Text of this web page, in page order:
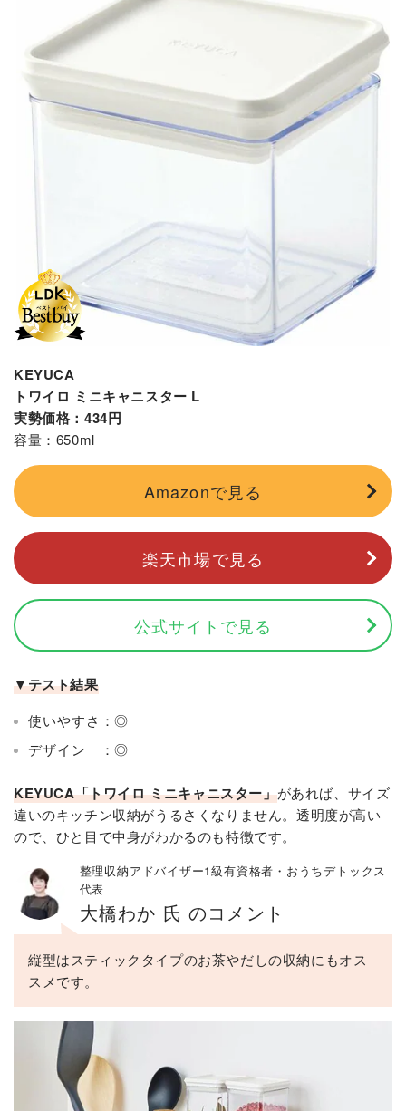
KEYUCA
トワイロ ミニキャニスター L
実勢価格：434円
容量：650ml
Amazonで見る
楽天市場で見る
公式サイトで見る
▼テスト結果
使いやすさ：◎
デザイン ：◎
KEYUCA「トワイロ ミニキャニスター」があれば、サイズ
違いのキッチン収納がうるさくなりません。透明度が高い
ので、ひと目で中身がわかるのも特徴です。
整理収納アドバイザー1級有資格者・おうちデトックス
代表
大橋わか 氏 のコメント
縦型はスティックタイプのお茶やだしの収納にもオス
スメです。